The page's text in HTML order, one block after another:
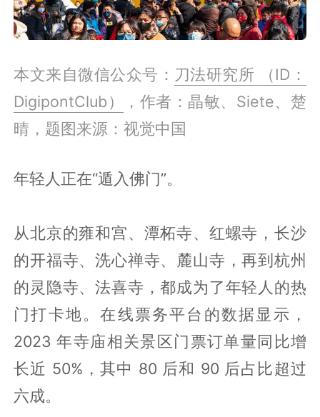
本文来自微信公众号： 刀法研究所 （ID：
DigipontClub）
，作者：晶敏、Siete、楚
晴，题图来源：视觉中国
年轻人正在“遁入佛门”。
从北京的雍和宫、潭柘寺、红螺寺，长沙
的开福寺、洗心禅寺、麓山寺，再到杭州
的灵隐寺、法喜寺，都成为了年轻人的热
门打卡地。在线票务平台的数据显示，
2023 年寺庙相关景区门票订单量同比增
长近 50%，其中 80 后和 90 后占比超过
六成。